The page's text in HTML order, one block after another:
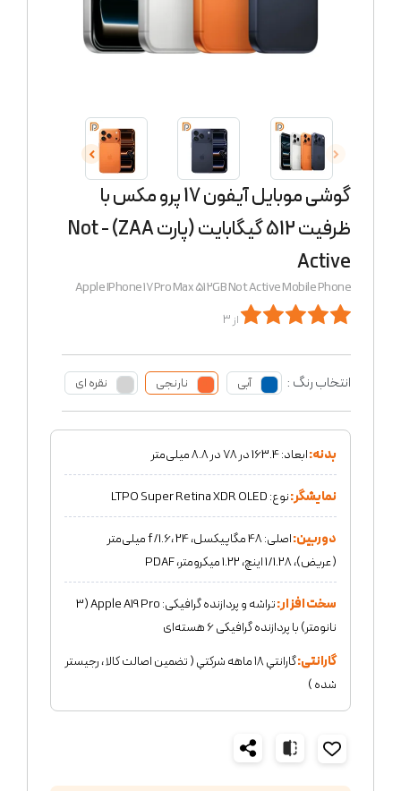
گوشی موبایل آیفون 17 پرو مکس با
ظرفیت 512 گیگابایت (پارت ZAA) - Not
Active
Apple IPhone 17 Pro Max 512GB Not Active Mobile Phone
از 3
انتخاب رنگ : آبی نارنجی نقره ای
بدنه:ابعاد: 163.4 در 78 در 8.8 میلی‌متر
نمایشگر:نوع: LTPO Super Retina XDR OLED
دوربین:
اصلی: 48 مگاپیکسل، f/1.6، 24 میلی‌متر
(عریض)، 1/1.28 اینچ، 1.22 میکرومتر، PDAF
سخت افزار:
تراشه و پردازنده گرافیکی: Apple A19 Pro (3
نانومتر) با پردازنده گرافیکی 6 هسته‌ای
گارانتی:
گارانتي ١٨ ماهه شركتي ( تضمين اصالت كالا ، رجيستر
شده )